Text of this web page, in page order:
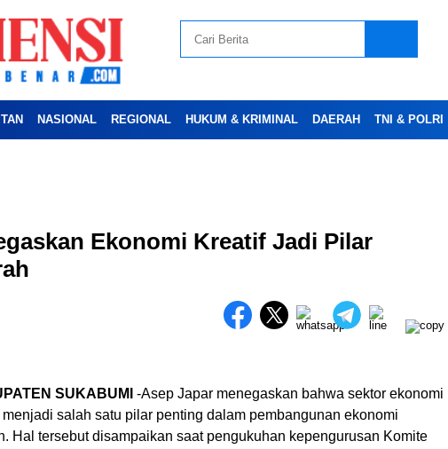
NASIONAL REGIONAL HUKUM & KRIMINAL DAERAH TNI & POLRI
Ekonomi Kreatif Jadi Pilar
SUKABUMI -Asep Japar menegaskan bahwa sektor ekonomi
menjadi salah satu pilar penting dalam pembangunan ekonomi
Hal tersebut disampaikan saat pengukuhan kepengurusan Komite
Pentingnya Sinergi Pusat dan Daerah